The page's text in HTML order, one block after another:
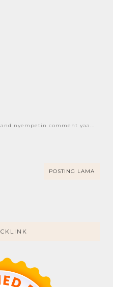
nyempetin comment yaa...
POSTING LAMA